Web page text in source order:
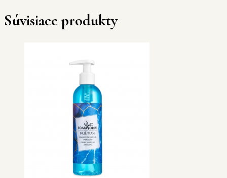
Súvisiace produkty